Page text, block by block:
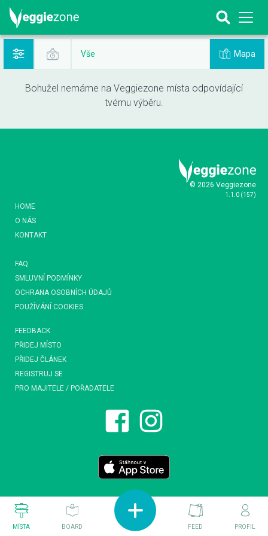
Vše Mapa
Bohužel nemáme na Veggiezone místa odpovídající
tvému výběru.
© 2026 Veggiezone
1.1.0 (157)
HOME
O NÁS
KONTAKT
FAQ
SMLUVNÍ PODMÍNKY
OCHRANA OSOBNÍCH ÚDAJŮ
POUŽÍVÁNÍ COOKIES
FEEDBACK
PŘIDEJ MÍSTO
PŘIDEJ ČLÁNEK
REGISTRUJ SE
PRO MAJITELE / POŘADATELE
MÍSTA BOARD FEED PROFIL